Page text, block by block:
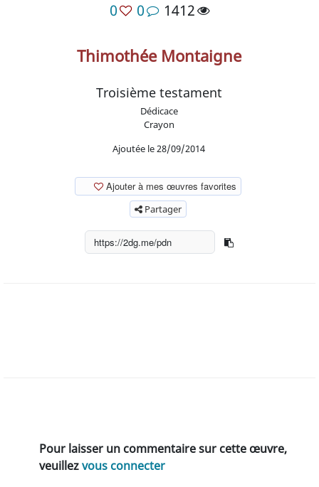
0 0 1412
Thimothée Montaigne
Troisième testament
Dédicace
Crayon
Ajoutée le 28/09/2014
Ajouter à mes œuvres favorites
Partager
Pour laisser un commentaire sur cette œuvre,
veuillezvous connecter